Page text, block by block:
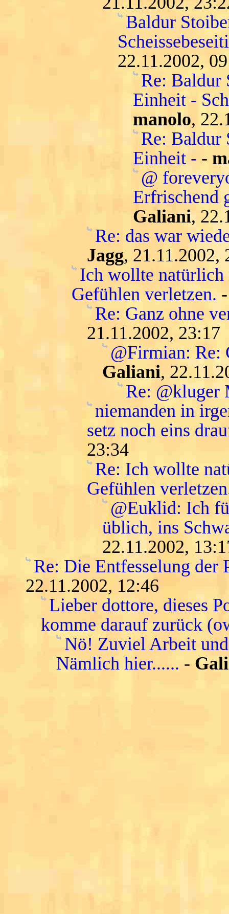
Baldur
22.11.2002,
Re: Baldur
Einheit -
manolo,
Re: Baldur
Einheit - -
@
Erfrischend
Galiani,
Re: das war
Jagg, 21.11.2002,
Ich wollte natürlich
Gefühlen verletzen.
Re: Ganz ohne
21.11.2002, 23:17
@Firmian: Re:
Galiani,
Re: @kluger
niemanden in
setz noch eins
23:34
Re: Ich wollte
Gefühlen
@Euklid: Ich
üblich, ins
22.11.2002,
Re: Die Entfesselung der
22.11.2002, 12:46
Lieber dottore, dieses
komme darauf zurück
Nö! Zuviel Arbeit und
Nämlich hier...... -